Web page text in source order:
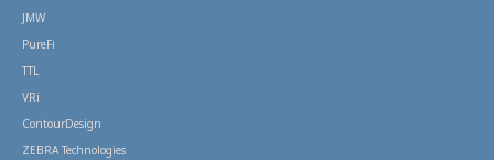
JMW
PureFi
TTL
VRi
ContourDesign
ZEBRA Technologies